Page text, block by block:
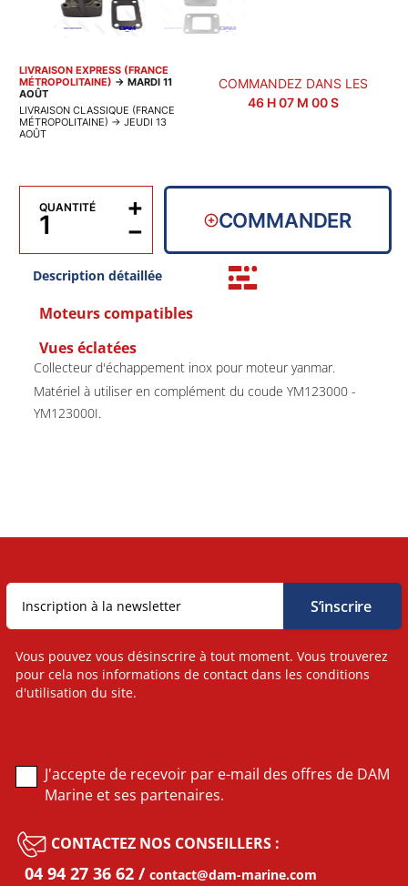
LIVRAISON EXPRESS (FRANCE
MÉTROPOLITAINE) → MARDI 11
AOÛT
LIVRAISON CLASSIQUE (FRANCE
MÉTROPOLITAINE) → JEUDI 13
AOÛT
COMMANDEZ DANS LES
46 H07 M00S
QUANTITÉ
−
+ COMMANDER
Description détaillée
Moteurs compatibles
Vues éclatées
Collecteur d'échappement inox pour moteur yanmar.
Matériel à utiliser en complément du coude YM123000 -
YM123000I.
Vous pouvez vous désinscrire à tout moment. Vous trouverez
pour cela nos informations de contact dans les conditions
d'utilisation du site.
J'accepte de recevoir par e-mail des offres de DAM
Marine et ses partenaires.
CONTACTEZ NOS CONSEILLERS :
04 94 27 36 62 contact@dam-marine.com